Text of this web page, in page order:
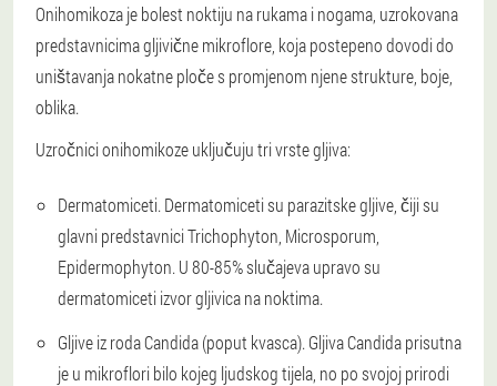
Onihomikoza je bolest noktiju na rukama i nogama, uzrokovana
predstavnicima gljivične mikroflore, koja postepeno dovodi do
uništavanja nokatne ploče s promjenom njene strukture, boje,
oblika.
Uzročnici onihomikoze uključuju tri vrste gljiva:
Dermatomiceti. Dermatomiceti su parazitske gljive, čiji su
glavni predstavnici Trichophyton, Microsporum,
Epidermophyton. U 80-85% slučajeva upravo su
dermatomiceti izvor gljivica na noktima.
Gljive iz roda Candida (poput kvasca). Gljiva Candida prisutna
je u mikroflori bilo kojeg ljudskog tijela, no po svojoj prirodi